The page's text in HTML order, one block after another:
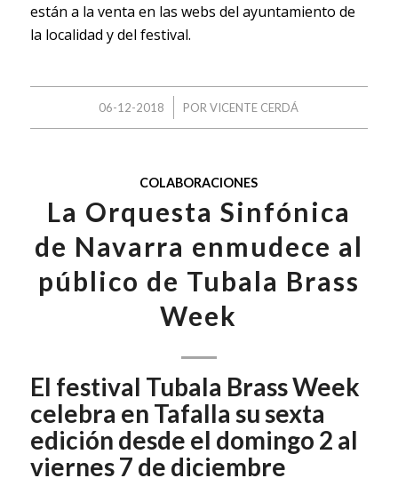
están a la venta en las webs del ayuntamiento de
la localidad y del festival.
06-12-2018
/ PORVICENTE CERDÁ
COLABORACIONES
La Orquesta Sinfónica
de Navarra enmudece al
público de Tubala Brass
Week
El festival Tubala Brass Week
celebra en Tafalla su sexta
edición desde el domingo 2 al
viernes 7 de diciembre